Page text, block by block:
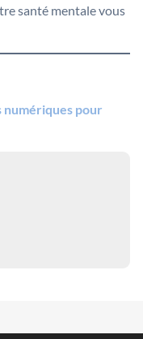
santé mentale vous
pour